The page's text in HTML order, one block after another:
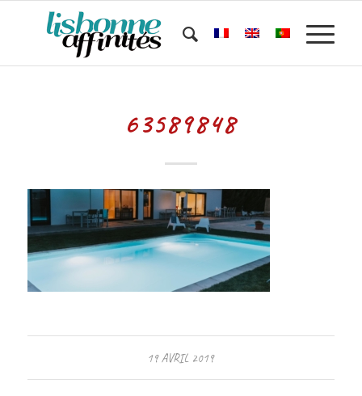
63589848
19 AVRIL 2019